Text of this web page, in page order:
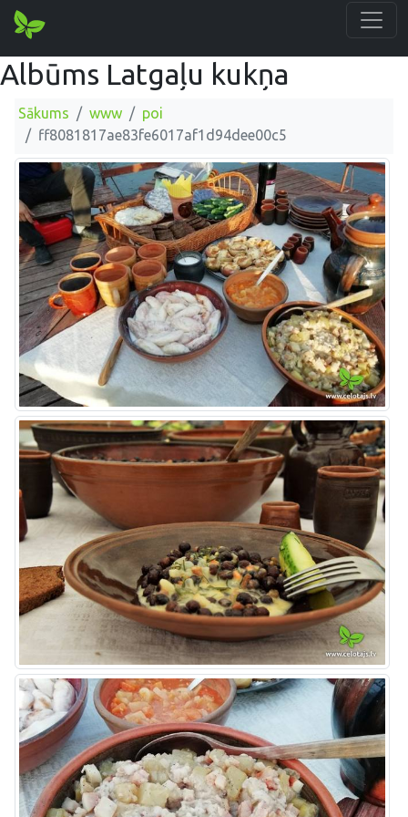
Albūms Latgaļu kukņa
Sākums www
poi
ff8081817ae83fe6017af1d94dee00c5